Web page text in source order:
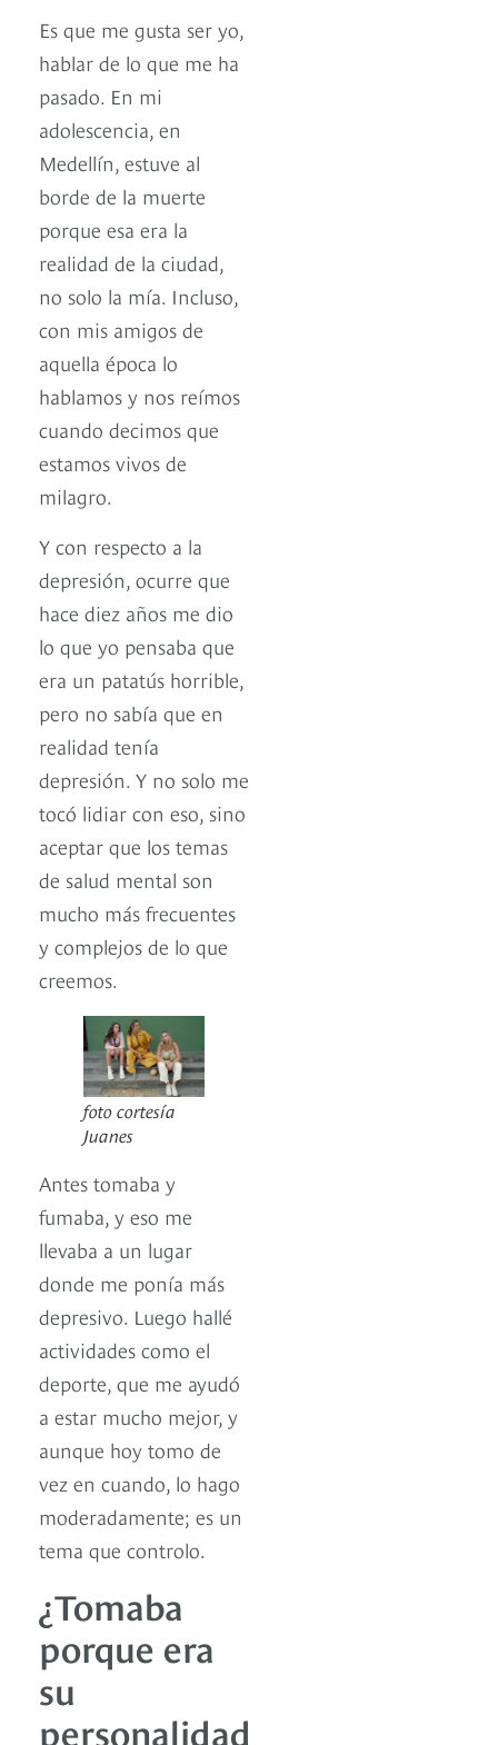
Es que me gusta ser yo,
hablar de lo que me ha
pasado. En mi
adolescencia, en
Medellín, estuve al
borde de la muerte
porque esa era la
realidad de la ciudad,
no solo la mía. Incluso,
con mis amigos de
aquella época lo
hablamos y nos reímos
cuando decimos que
estamos vivos de
milagro.
Y con respecto a la
depresión, ocurre que
hace diez años me dio
lo que yo pensaba que
era un patatús horrible,
pero no sabía que en
realidad tenía
depresión. Y no solo me
tocó lidiar con eso, sino
aceptar que los temas
de salud mental son
mucho más frecuentes
y complejos de lo que
creemos.
foto cortesía
Juanes
Antes tomaba y
fumaba, y eso me
llevaba a un lugar
donde me ponía más
depresivo. Luego hallé
actividades como el
deporte, que me ayudó
a estar mucho mejor, y
aunque hoy tomo de
vez en cuando, lo hago
moderadamente; es un
tema que controlo.
¿Tomaba
porque era
su
personalidad